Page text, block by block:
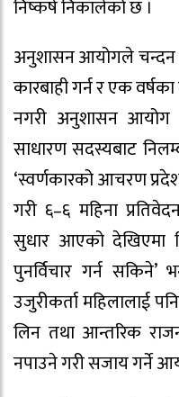
निष्कर्ष निकालेको छ ।
अनुशासन आयोगले चन्दन
कारबाही गर्न र एक
नगरी अनुशासन आयोग
साधारण सदस्यबाट
‘स्वर्णकारको आचरण
गरी ६–६ महिना
सुधार आएको देखिएमा
पुनर्विचार गर्न
उजुरीकर्ता महिलालाई
लिन तथा आन्तरिक
नपाउने गरी सजाय गर्ने